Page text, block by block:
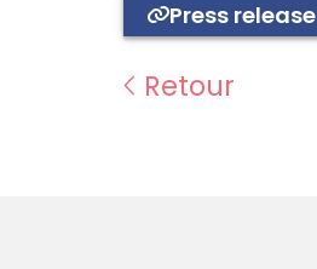
Press release
Retour